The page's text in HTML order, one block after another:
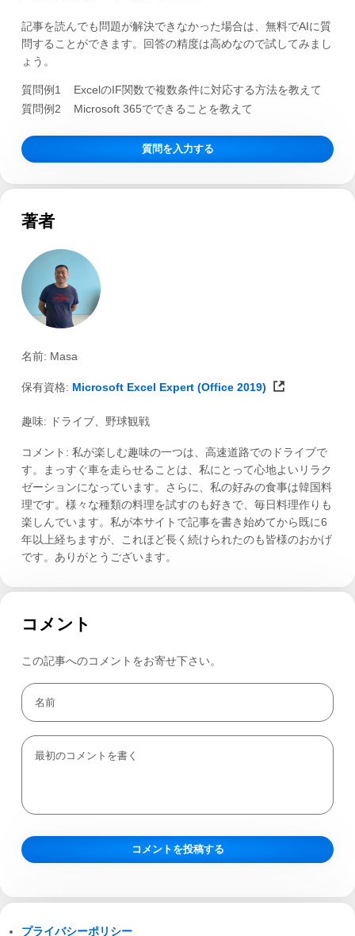
記事を読んでも問題が解決できなかった場合は、無料でAIに質
問することができます。回答の精度は高めなので試してみまし
ょう。
質問例1
ExcelのIF関数で複数条件に対応する方法を教えて
質問例2
Microsoft 365でできることを教えて
質問を入力する
著者
名前: Masa
保有資格: Microsoft Excel Expert (Office 2019)
趣味: ドライブ、野球観戦
コメント: 私が楽しむ趣味の一つは、高速道路でのドライブで
す。まっすぐ車を走らせることは、私にとって心地よいリラク
ゼーションになっています。さらに、私の好みの食事は韓国料
理です。様々な種類の料理を試すのも好きで、毎日料理作りも
楽しんでいます。私が本サイトで記事を書き始めてから既に6
年以上経ちますが、これほど長く続けられたのも皆様のおかげ
です。ありがとうございます。
コメント
この記事へのコメントをお寄せ下さい。
プライバシーポリシー